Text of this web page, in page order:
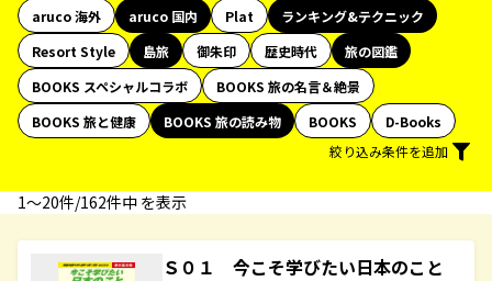
aruco 海外
aruco 国内 Plat
ランキング&テクニック
Resort Style
島旅 御朱印 歴史時代
旅の図鑑
BOOKS スペシャルコラボ
BOOKS 旅の名言＆絶景
BOOKS 旅と健康
BOOKS 旅の読み物 BOOKS
D-Books
絞り込み条件を追加
1〜20件/162件中 を表示
Ｓ０１ 今こそ学びたい日本のこと